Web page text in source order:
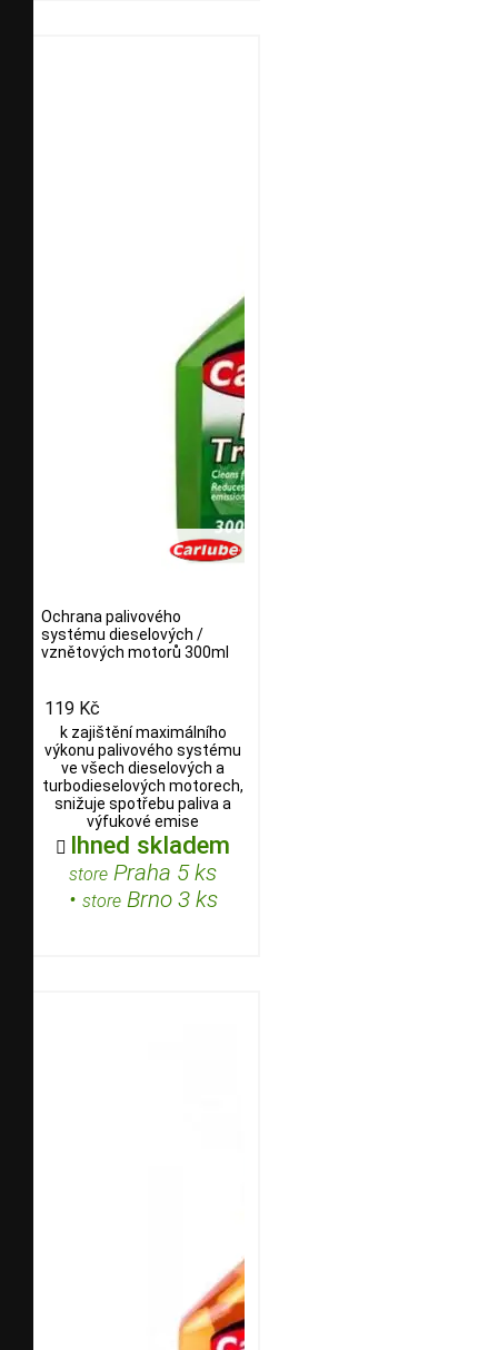
Ochrana palivového
systému dieselových /
vznětových motorů 300ml
119 Kč
k zajištění maximálního
výkonu palivového systému
ve všech dieselových a
turbodieselových motorech,
snižuje spotřebu paliva a
výfukové emise
 Ihned skladem
store Praha 5 ks
• storeBrno 3 ks